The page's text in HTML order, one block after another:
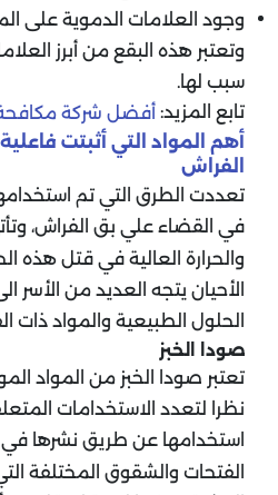
وجود العلامات الدموية على
وتعتبر هذه البقع من أبرز
سبب لها.
تابع المزيد: أفضل شركة
أهم المواد التي أثبتت
الفراش
تعددت الطرق التي تم
في القضاء علي بق الفراش،
والحرارة العالية في قتل
الأحيان يتجه العديد من الأسر
الحلول الطبيعية والمواد ذات
صودا الخبز
تعتبر صودا الخبز من المواد
نظرا لتعدد الاستخدامات
استخدامها عن طريق نشرها في
الفتحات والشقوق المختلفة